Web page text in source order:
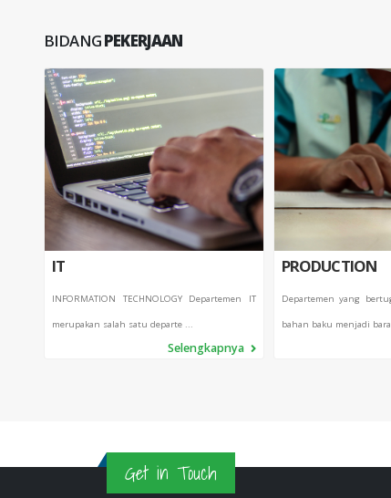
BIDANGPEKERJAAN
IT
INFORMATION TECHNOLOGY Departemen IT
merupakan salah satu departe ...
Selengkapnya
PRODUCTION
Departemen yang
bahan baku menjadi
Get in Touch